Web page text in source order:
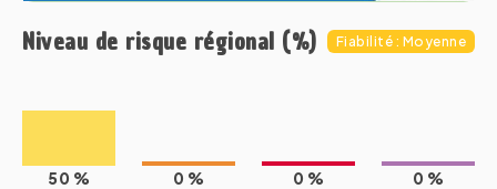
Niveau de risque régional (%) Fiabilité : Moyenne
50 % 0 % 0 % 0 %